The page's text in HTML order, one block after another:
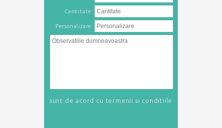
Cantitate:
Personalizare:
sunt de acord cu termenii si conditiile